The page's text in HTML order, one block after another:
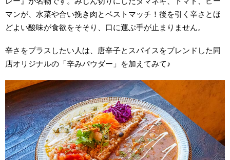
マンが、水菜や合い挽き肉とベストマッチ！後を引く辛さとほ
どよい酸味が食欲をそそり、口に運ぶ手が止まりません。
辛さをプラスしたい人は、唐辛子とスパイスをブレンドした同
店オリジナルの「辛みパウダー」を加えてみて♪